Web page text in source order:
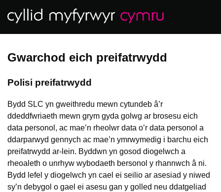
Gwarchod eich preifatrwydd
Polisi preifatrwydd
Bydd SLC yn gweithredu mewn cytundeb â’r
ddeddfwriaeth mewn grym gyda golwg ar brosesu eich
data personol, ac mae’n rheolwr data o’r data personol a
ddarparwyd gennych ac mae’n ymrwymedig i barchu eich
preifatrwydd ar-lein. Byddwn yn gosod diogelwch a
rheoaleth o unrhyw wybodaeth bersonol y rhannwch â ni.
Bydd lefel y diogelwch yn cael ei seilio ar asesiad y niwed
sy’n debygol o gael ei asesu gan y golled neu ddatgeliad